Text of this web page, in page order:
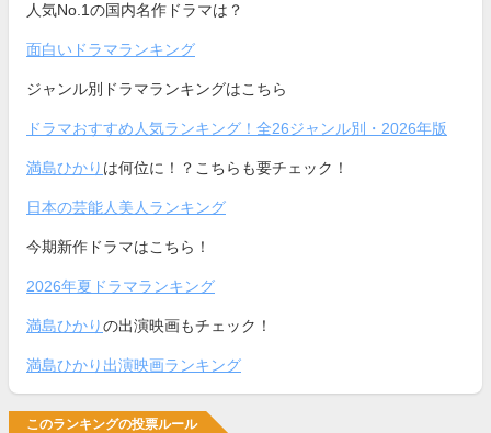
人気No.1の国内名作ドラマは？
面白いドラマランキング
ジャンル別ドラマランキングはこちら
ドラマおすすめ人気ランキング！全26ジャンル別・2026年版
満島ひかり は何位に！？こちらも要チェック！
日本の芸能人美人ランキング
今期新作ドラマはこちら！
2026年夏ドラマランキング
満島ひかりの出演映画もチェック！
満島ひかり出演映画ランキング
このランキングの投票ルール